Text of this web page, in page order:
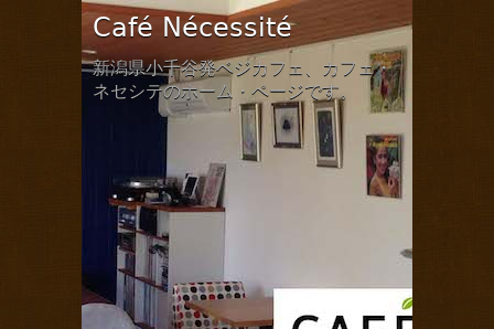
Café Nécessité
新潟県小千谷発ベジカフェ、カフェ・
ネセシテのホーム・ページです。